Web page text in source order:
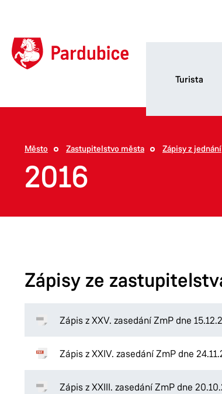
Turista
Město Zastupitelstvo města Zápisy z jednání
2016
Zápisy ze
Zápis z XXV. zasedání ZmP dne
Zápis z XXIV. zasedání ZmP dne
Zápis z XXIII. zasedání ZmP dne